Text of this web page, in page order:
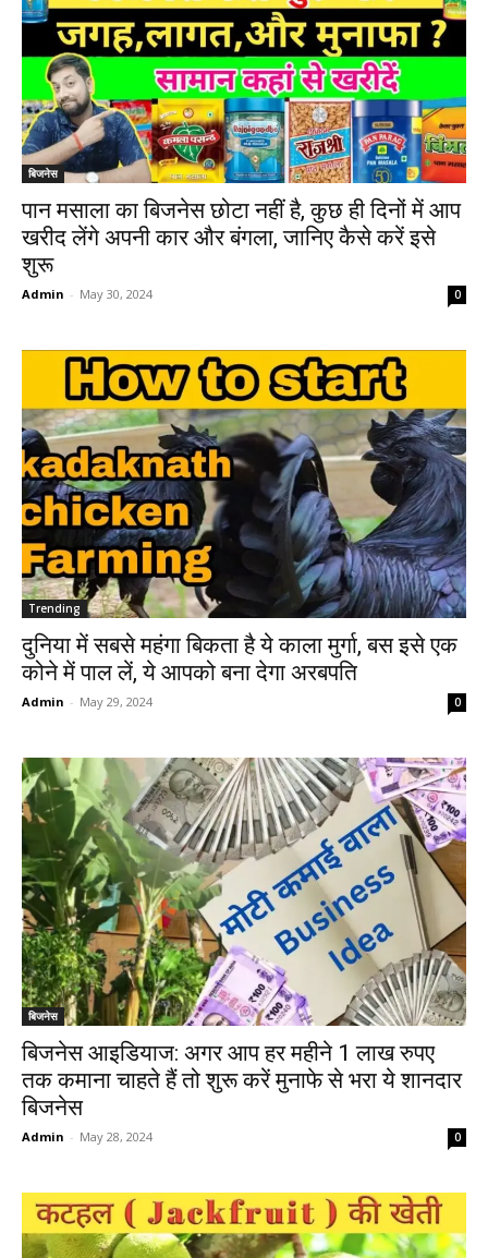
बिजनेस
पान मसाला का बिजनेस छोटा नहीं है, कुछ ही दिनों में आप
खरीद लेंगे अपनी कार और बंगला, जानिए कैसे करें इसे
शुरू
Admin - May 30, 2024 0
Trending
दुनिया में सबसे महंगा बिकता है ये काला मुर्गा, बस इसे एक
कोने में पाल लें, ये आपको बना देगा अरबपति
Admin - May 29, 2024 0
बिजनेस
बिजनेस आइडियाज: अगर आप हर महीने 1 लाख रुपए
तक कमाना चाहते हैं तो शुरू करें मुनाफे से भरा ये शानदार
बिजनेस
Admin - May 28, 2024 0